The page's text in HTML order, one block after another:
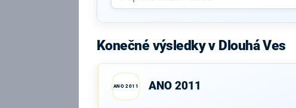
Konečné výsledky v Dlouhá Ves
ANO 2011 ANO 2011